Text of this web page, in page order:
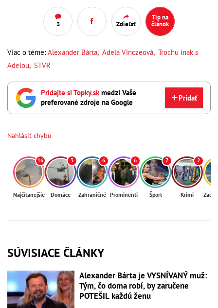
3 Zdieľať
Tip na
článok
Viac o téme: Alexander Bárta, Adela Vinczeová, Trochu inak s
Adelou, STVR
Pridajte si Topky.skmedzi Vaše
preferované zdroje na Google
Pridať
Nahlásiť chybu
16
Najčítanejšie
3
Domáce
6
Zahraničné
6
Prominenti
7
Šport
2
Krimi
SÚVISIACE ČLÁNKY
Alexander Bárta je VYSNÍVANÝ muž:
Tým, čo doma robí, by zaručene
POTEŠIL každú ženu